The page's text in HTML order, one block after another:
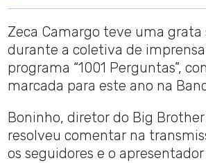
Zeca Camargo teve uma grata
durante a coletiva de
programa “1001 Perguntas”,
marcada para este ano na
Boninho, diretor do Big
resolveu comentar na
os seguidores e o